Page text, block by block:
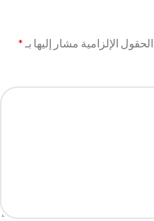
الحقول الإلزامية مشار إليها بـ *